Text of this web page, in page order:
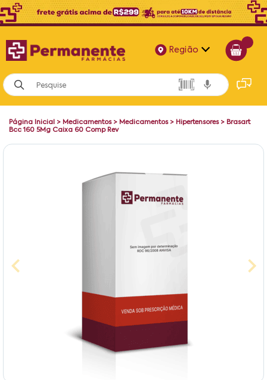
Região
Alagoas
Bahia
Página Inicial > Medicamentos> Medicamentos> Hipertensores> Brasart
Bcc 160 5Mg Caixa 60 Comp Rev